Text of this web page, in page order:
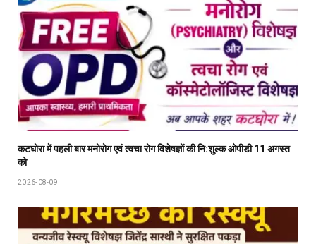
कटघोरा में पहली बार मनोरोग एवं त्वचा रोग विशेषज्ञों की नि:शुल्क ओपीडी 11 अगस्त
को
2026-08-09